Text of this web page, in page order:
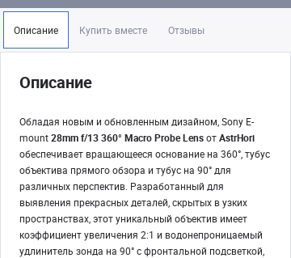
Описание Купить вместе Отзывы
Описание
Обладая новым и обновленным дизайном, Sony E-
mount28mm f/13 360° Macro Probe LensотAstrHori
обеспечивает вращающееся основание на 360°, тубус
объектива прямого обзора и тубус на 90° для
различных перспектив. Разработанный для
выявления прекрасных деталей, скрытых в узких
пространствах, этот уникальный объектив имеет
коэффициент увеличения 2:1 и водонепроницаемый
удлинитель зонда на 90° с фронтальной подсветкой,